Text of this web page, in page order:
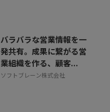
バラバラな営業情報を一
発共有。成果に繋がる営
業組織を作る、顧客...
ソフトブレーン株式会社